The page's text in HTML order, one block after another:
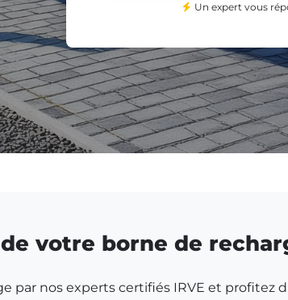
Un expert vous
votre borne de
par nos experts certifiés IRVE et profitez